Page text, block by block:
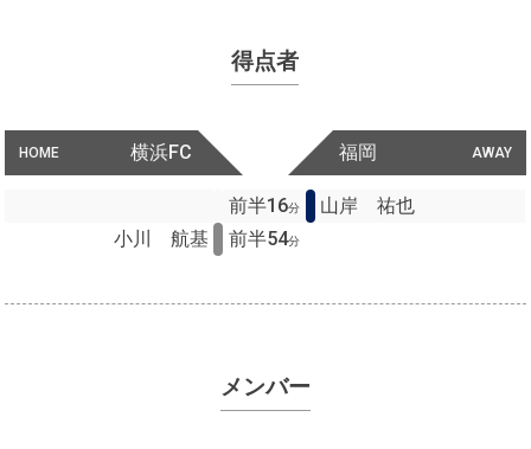
得点者
HOME 横浜FC AWAY
福岡
前半16分
山岸 祐也
小川 航基
前半54分
メンバー